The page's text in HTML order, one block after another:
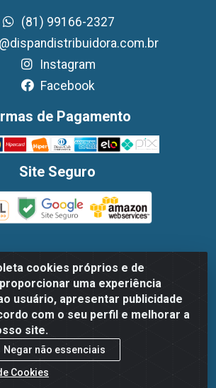
cookies próprios e de
uma experiência
usuário, apresentar publicidade
com o seu perfil e melhorar a
site.
Negar não essenciais
Cookies
(81) 99166-2327
Instagram
Facebook
de Pagamento
Site Seguro
de Alimentos LTDA - Avenida
De Moraes, 1048- Imbiribeira,
51.170-000 - CNPJ 30.779.584/0003-78